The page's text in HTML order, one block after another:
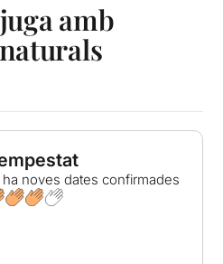
amb
ha noves dates confirmades